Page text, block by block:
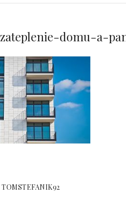
zateplenie-domu-a-
TOMSTEFANIK92